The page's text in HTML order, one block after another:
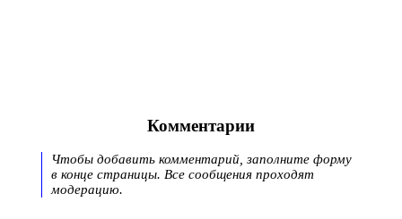
Комментарии
Чтобы добавить комментарий, заполните форму
в конце страницы. Все сообщения проходят
модерацию.